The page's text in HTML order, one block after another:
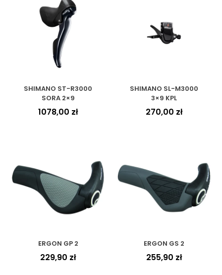
SHIMANO ST-R3000
SORA 2×9
1078,00 zł
SHIMANO SL-M3000
3×9 KPL
270,00 zł
ERGON GP 2
229,90 zł
ERGON GS 2
255,90 zł